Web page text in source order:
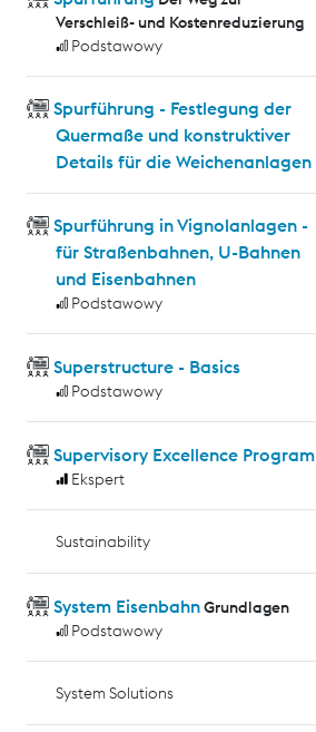
Verschleiß- und Kostenreduzierung
Podstawowy
Spurführung - Festlegung der
Quermaße und konstruktiver
Details für die Weichenanlagen
Spurführung in Vignolanlagen -
für Straßenbahnen, U-Bahnen
und Eisenbahnen
Podstawowy
Superstructure - Basics
Podstawowy
Supervisory Excellence Program
Ekspert
Sustainability
System EisenbahnGrundlagen
Podstawowy
System Solutions